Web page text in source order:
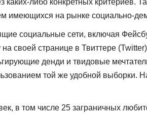
либо кон­кретных
имеющихся на рынке социально-
социальные сети, включая
своей странице в Твиттере
денди и твидовые
той же удобной
в том числе 25 заграничных